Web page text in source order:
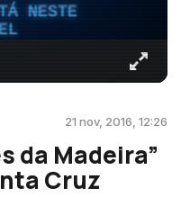
NESTE
21 nov, 2016, 12:26
da Madeira”
Cruz